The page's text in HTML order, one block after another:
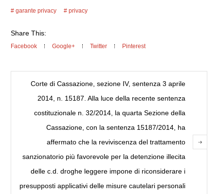
garante privacy privacy
Share This:
Facebook Google+ Twitter Pinterest
Corte di Cassazione, sezione IV, sentenza 3 aprile
2014, n. 15187. Alla luce della recente sentenza
costituzionale n. 32/2014, la quarta Sezione della
Cassazione, con la sentenza 15187/2014, ha
affermato che la reviviscenza del trattamento
sanzionatorio più favorevole per la detenzione illecita
delle c.d. droghe leggere impone di riconsiderare i
presupposti applicativi delle misure cautelari personali